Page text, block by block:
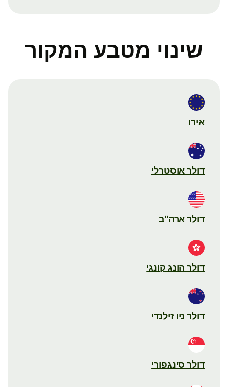
שינוי מטבע המקור
אירו
דולר אוסטרלי
דולר ארה"ב
דולר הונג קונגי
דולר ניו זילנדי
דולר סינגפורי